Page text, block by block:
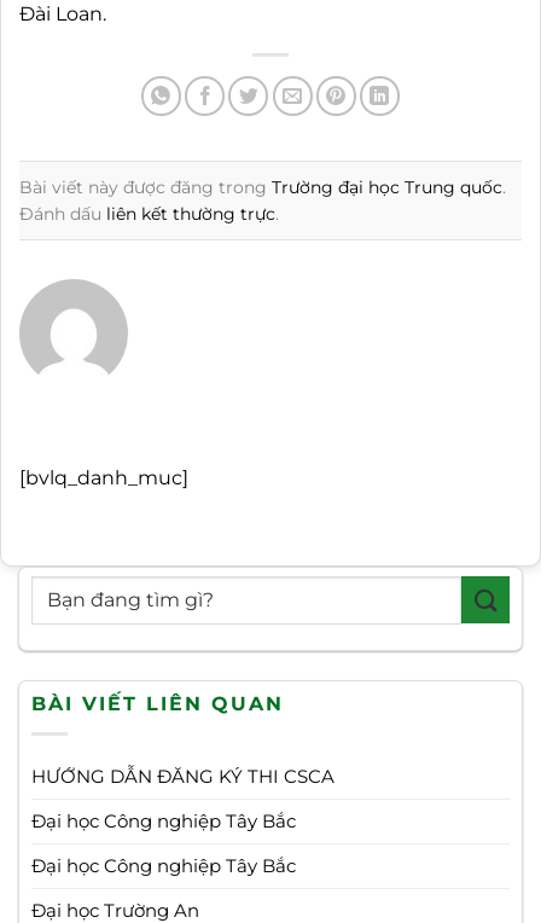
Đài Loan.
Bài viết này được đăng trong Trường đại học Trung quốc.
Đánh dấu liên kết thường trực.
[bvlq_danh_muc]
BÀI VIẾT LIÊN QUAN
HƯỚNG DẪN ĐĂNG KÝ THI CSCA
Đại học Công nghiệp Tây Bắc
Đại học Công nghiệp Tây Bắc
Đại học Trường An